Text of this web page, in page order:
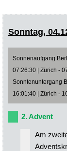
Sonntag,
Sonnenaufgang
07:26:30 | Zürich -
Sonntenuntergang
16:01:40 | Zürich -
2. Advent
Am